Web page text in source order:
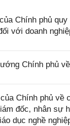
Chính phủ
với doanh
Chính phủ
Chính phủ
đốc, nhân sự
dục nghề